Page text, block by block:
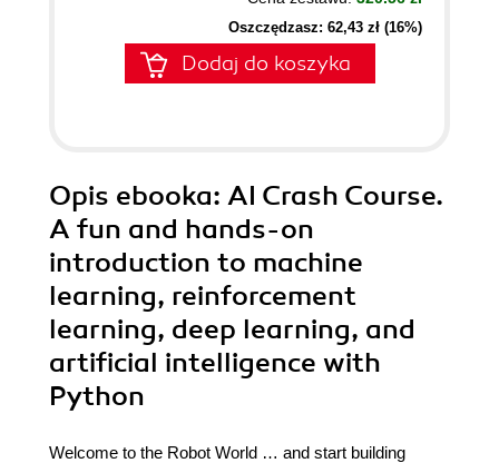
Oszczędzasz: 62,43 zł (16%)
Dodaj do koszyka
Opis ebooka: AI Crash Course.
A fun and hands-on
introduction to machine
learning, reinforcement
learning, deep learning, and
artificial intelligence with
Python
Welcome to the Robot World … and start building